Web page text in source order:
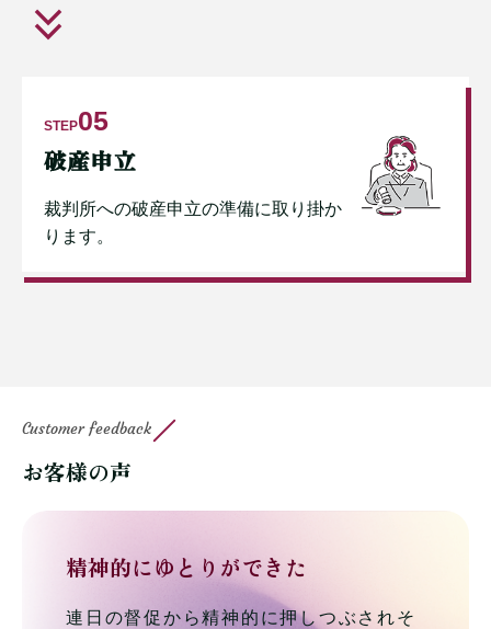
STEP05
破産申立
裁判所への破産申立の準備に取り掛か
ります。
Customer feedback
お客様の声
精神的にゆとりができた
連日の督促から精神的に押しつぶされそ